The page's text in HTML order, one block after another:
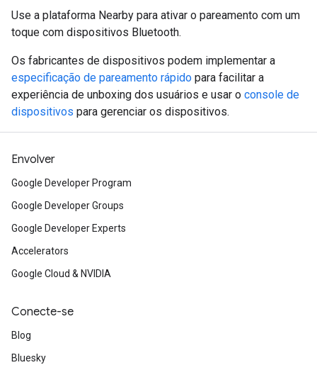
Use a plataforma Nearby para ativar o pareamento com um
toque com dispositivos Bluetooth.
Os fabricantes de dispositivos podem implementar a
especificação de pareamento rápido para facilitar a
experiência de unboxing dos usuários e usar o console de
dispositivos para gerenciar os dispositivos.
Envolver
Google Developer Program
Google Developer Groups
Google Developer Experts
Accelerators
Google Cloud & NVIDIA
Conecte-se
Blog
Bluesky